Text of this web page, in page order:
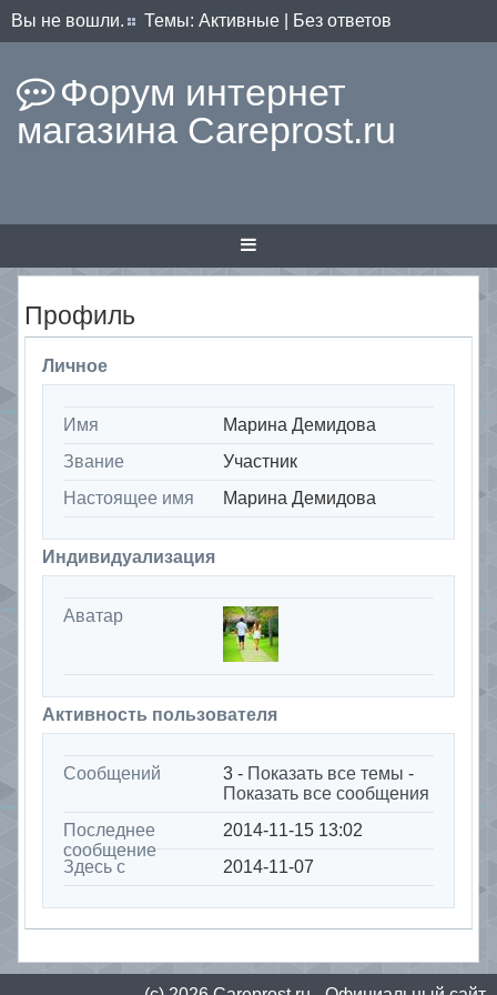
Вы не вошли. Темы: Активные Без ответов
Форум интернет
магазина Careprost.ru
Профиль
Личное
Имя
Марина Демидова
Звание
Участник
Настоящее имя
Марина Демидова
Индивидуализация
Аватар
Активность пользователя
Сообщений 3 - Показать все темы -
Показать все сообщения
Последнее
сообщение
2014-11-15 13:02
Здесь с
2014-11-07